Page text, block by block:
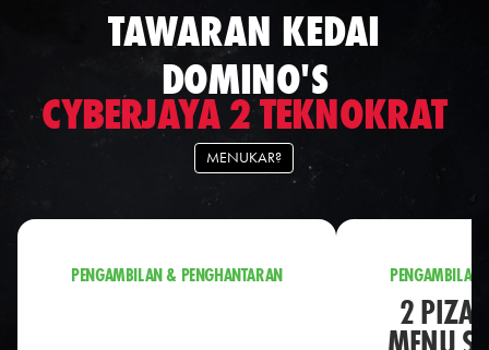
TAWARAN KEDAI
DOMINO'S
CYBERJAYA 2 TEKNOKRAT
MENUKAR?
PENGAMBILAN & PENGHANTARAN PENGAMBILAN
2 PIZA